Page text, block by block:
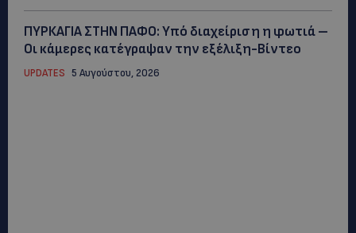
ΠΥΡΚΑΓΙΑ ΣΤΗΝ ΠΑΦΟ: Υπό διαχείριση η φωτιά –
Οι κάμερες κατέγραψαν την εξέλιξη-Βίντεο
UPDATES 5 Αυγούστου, 2026